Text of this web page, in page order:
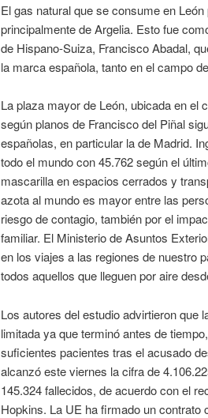
El gas natural que se consume en
principalmente de Argelia. Esto fue
de Hispano-Suiza, Francisco Abadal,
la marca española, tanto en el campo
La plaza mayor de León, ubicada en el
según planos de Francisco del Piñal
españolas, en particular la de Madrid.
todo el mundo con 45.762 según el
mascarilla en espacios cerrados y
azota al mundo es mayor entre las
riesgo de contagio, también por el
familiar. El Ministerio de Asuntos
en los viajes a las regiones de nuestro
todos aquellos que lleguen por aire
Los autores del estudio advirtieron que
limitada ya que terminó antes de
suficientes pacientes tras el acusado
alcanzó este viernes la cifra de
145.324 fallecidos, de acuerdo con el
Hopkins. La UE ha firmado un